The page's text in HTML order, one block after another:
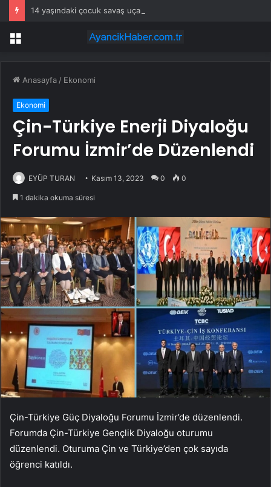
14 yaşındaki çocuk savaş uçaklarını alarma geçirdi
Menü
Anasayfa / Ekonomi
Ekonomi
Çin-Türkiye Enerji Diyaloğu
Forumu İzmir’de Düzenlendi
EYÜP TURAN Kasım 13, 2023 0 0
1 dakika okuma süresi
Çin-Türkiye Güç Diyaloğu Forumu İzmir’de düzenlendi.
Forumda Çin-Türkiye Gençlik Diyaloğu oturumu
düzenlendi. Oturuma Çin ve Türkiye’den çok sayıda
öğrenci katıldı.